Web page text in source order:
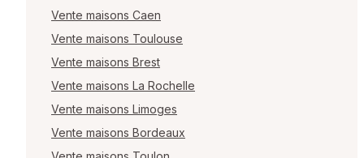
Vente maisons Caen
Vente maisons Toulouse
Vente maisons Brest
Vente maisons La Rochelle
Vente maisons Limoges
Vente maisons Bordeaux